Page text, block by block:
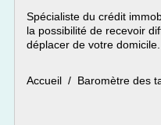
Spécialiste du crédit
la possibilité de recevoir
déplacer de votre domicile.
Accueil / Baromètre des